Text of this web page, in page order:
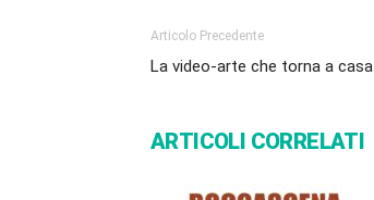
Articolo Precedente
La video-arte che torna a casa
ARTICOLI CORRELATI